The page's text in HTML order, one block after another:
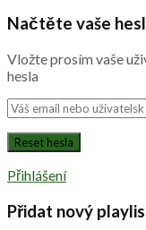
Načtěte vaše
Vložte prosím vaše
hesla
Přihlášení
Přidat nový